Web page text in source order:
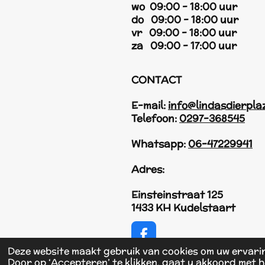
Deze website maakt gebruik van cookies om uw
wo 09:00 - 18:00 uur
do 09:00 - 18:00 uur
vr 09:00 - 18:00 uur
za 09:00 - 17:00 uur
CONTACT
E-mail:
Telefoon:0297-368545
Whatsapp:06-47229941
Adres:
Einsteinstraat 125
1433 KH Kudelstaart
F
a
c
© 2017 - 2026 Linda's Dierplaza